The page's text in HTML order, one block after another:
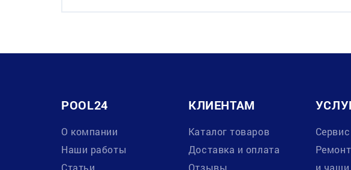
POOL24
О компании
Наши работы
Статьи
КЛИЕНТАМ
Каталог товаров
Доставка и оплата
Отзывы
и чаши